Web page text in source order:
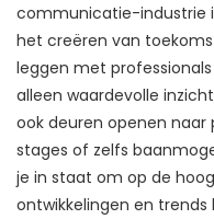
communicatie-industrie
het creëren van
leggen met
alleen waardevolle
ook deuren openen
stages of zelfs
je in staat om op de
ontwikkelingen en